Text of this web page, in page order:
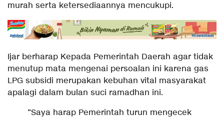
murah serta ketersediaannya mencukupi.
Ijar berharap Kepada Pemerintah Daerah agar tidak
menutup mata mengenai persoalan ini karena gas
LPG subsidi merupakan kebuhan vital masyarakat
apalagi dalam bulan suci ramadhan ini.
“Saya harap Pemerintah turun mengecek